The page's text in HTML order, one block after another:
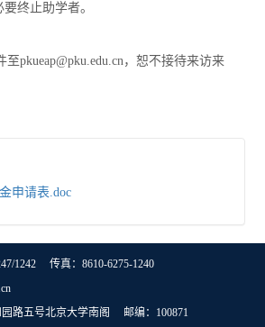
终止助学者。
pkueap@pku.edu.cn，恕不接待来访来
申请表.doc
1242 传真：8610-6275-1240
路五号北京大学南阁 邮编：100871